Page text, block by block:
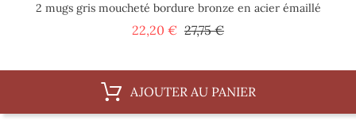
2 mugs gris moucheté bordure bronze en acier émaillé
22,20 € Prix
27,75 €Prix
AJOUTER AU PANIER